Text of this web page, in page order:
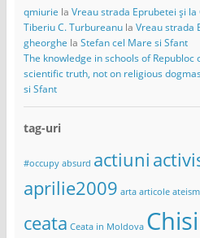
qmiurie la Vreau strada Eprubetei și la
Tiberiu C. Turbureanula Vreau strada
gheorghe la Stefan cel Mare si Sfant
The knowledge in schools of
scientific truth, not on religious
si Sfant
tag-uri
#occupy absurd actiuni
aprilie2009 arta articole ateism
ceata Ceata in Moldova